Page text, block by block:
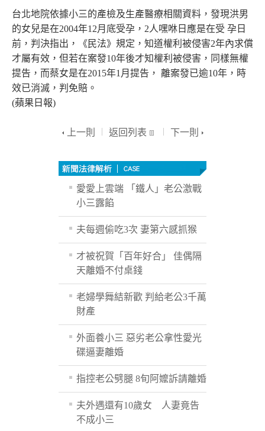
台北地院依據小三的產檢及生產醫療相關資料，發現洪男
的女兒是在2004年12月底受孕，2人嘿咻日應是在受 孕日
前，判決指出，《民法》規定，知道權利被侵害2年內求償
才屬有效，但若在案發10年後才知權利被侵害，同樣無權
提告，而蔡女是在2015年1月提告， 離案發已逾10年，時
效已消滅，判免賠。
(蘋果日報)
上一則 返回列表 下一則
愛愛上雲端 「鐵人」老公激戰
小三露餡
夫每週偷吃3次 妻第六感抓猴
才被祝賀「百年好合」 佳偶隔
天離婚不付桌錢
老婦學舞結新歡 判給老公3千萬
財產
外面養小三 惡劣老公拿性愛光
碟逼妻離婚
指控老公劈腿 8旬阿嬤訴請離婚
夫外遇還有10歲女 人妻竟告
不成小三